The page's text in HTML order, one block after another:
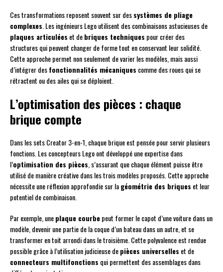
Ces transformations reposent souvent sur dessystèmes de pliage
complexes. Les ingénieurs Lego utilisent des combinaisons astucieuses de
plaques articulées et debriques techniques pour créer des
structures qui peuvent changer de forme tout en conservant leur solidité.
Cette approche permet non seulement de varier les modèles, mais aussi
d’intégrer desfonctionnalités mécaniques comme des roues qui se
rétractent ou des ailes qui se déploient.
L’optimisation des pièces : chaque
brique compte
Dans les sets Creator 3-en-1, chaque brique est pensée pour servir plusieurs
fonctions. Les concepteurs Lego ont développé une expertise dans
l’optimisation des pièces, s’assurant que chaque élément puisse être
utilisé de manière créative dans les trois modèles proposés. Cette approche
nécessite une réflexion approfondie sur lagéométrie des briques et leur
potentiel de combinaison.
Par exemple, uneplaque courbepeut former le capot d’une voiture dans un
modèle, devenir une partie de la coque d’un bateau dans un autre, et se
transformer en toit arrondi dans le troisième. Cette polyvalence est rendue
possible grâce à l’utilisation judicieuse depièces universelles et de
connecteurs multifonctions qui permettent des assemblages dans